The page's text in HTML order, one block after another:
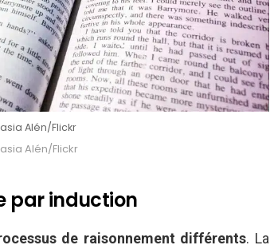
Alén/Flickr
Alén/Flickr
par induction
de raisonnement différents. La